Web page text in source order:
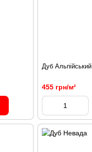
Дуб Альпійський
455 грн/м²